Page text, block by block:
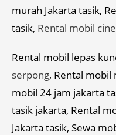
murah Jakarta tasik,
tasik, Rental mobil
Rental mobil lepas
serpong, Rental mobil
mobil 24 jam jakarta
tasik jakarta, Rental
Jakarta tasik, Sewa